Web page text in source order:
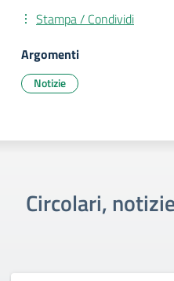
Stampa / Condividi
Argomenti
Notizie
Circolari,